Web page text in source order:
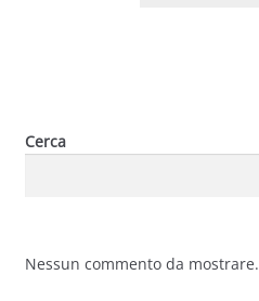
Cerca
Nessun commento da mostrare.